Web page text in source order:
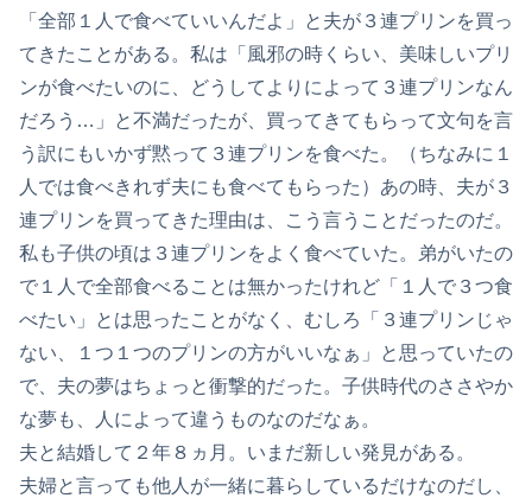
「全部１人で食べていいんだよ」と夫が３連プリンを買っ
てきたことがある。私は「風邪の時くらい、美味しいプリ
ンが食べたいのに、どうしてよりによって３連プリンなん
だろう…」と不満だったが、買ってきてもらって文句を言
う訳にもいかず黙って３連プリンを食べた。（ちなみに１
人では食べきれず夫にも食べてもらった）あの時、夫が３
連プリンを買ってきた理由は、こう言うことだったのだ。
私も子供の頃は３連プリンをよく食べていた。弟がいたの
で１人で全部食べることは無かったけれど「１人で３つ食
べたい」とは思ったことがなく、むしろ「３連プリンじゃ
ない、１つ１つのプリンの方がいいなぁ」と思っていたの
で、夫の夢はちょっと衝撃的だった。子供時代のささやか
な夢も、人によって違うものなのだなぁ。
夫と結婚して２年８ヵ月。いまだ新しい発見がある。
夫婦と言っても他人が一緒に暮らしているだけなのだし、